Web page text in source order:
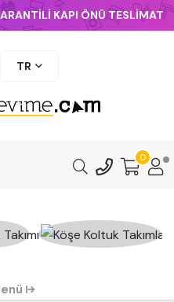
KAPI ÖNÜ TESLİMAT
TR
0